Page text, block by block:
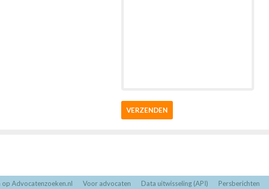
VERZENDEN
op Advocatenzoeken.nl Voor advocaten Data uitwisseling (API) Persberichten